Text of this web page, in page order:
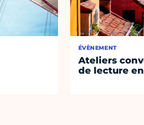
ÉVÈNEMENT
Ateliers
de lecture